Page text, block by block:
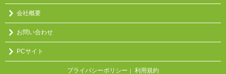
会社概要
お問い合わせ
PCサイト
プライバシーポリシー ｜ 利用規約